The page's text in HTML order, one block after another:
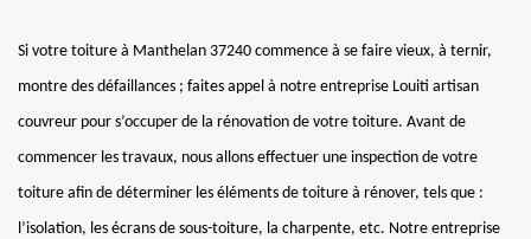
Si votre toiture à Manthelan 37240 commence à se faire vieux, à ternir,
montre des défaillances ; faites appel à notre entreprise Louiti artisan
couvreur pour s’occuper de la rénovation de votre toiture. Avant de
commencer les travaux, nous allons effectuer une inspection de votre
toiture afin de déterminer les éléments de toiture à rénover, tels que :
l’isolation, les écrans de sous-toiture, la charpente, etc. Notre entreprise